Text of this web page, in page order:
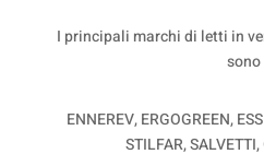
I principali marchi di letti in
sono
ENNEREV, ERGOGREEN,
STILFAR,